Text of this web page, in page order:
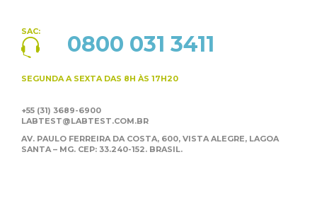
SAC: 0800 031 3411
SEGUNDA A SEXTA DAS 8H ÀS 17H20
+55 (31) 3689-6900
LABTEST@LABTEST.COM.BR
AV. PAULO FERREIRA DA COSTA, 600, VISTA ALEGRE, LAGOA
SANTA – MG. CEP: 33.240-152. BRASIL.